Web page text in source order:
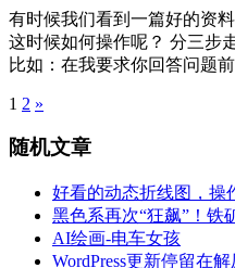
有时候我们看到一篇好的资
这时候如何操作呢？ 分三步
比如：在我要求你回答问题
1 2 »
随机文章
好看的动态折线图，操
黑色系再次“狂飙”！铁
AI绘画-电车女孩
WordPress更新停留在